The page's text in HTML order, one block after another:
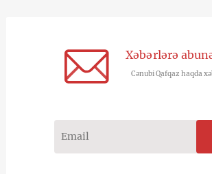
Xəbərlərə
Cənubi Qafqaz haqda